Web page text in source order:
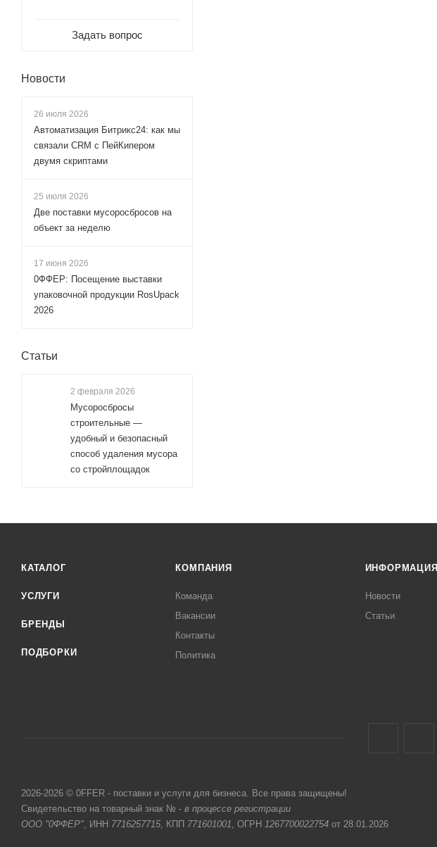
Задать вопрос
Новости
26 июля 2026
Автоматизация Битрикс24: как мы
связали CRM с ПейКипером
двумя скриптами
25 июля 2026
Две поставки мусоросбросов на
объект за неделю
17 июня 2026
0ФФЕР: Посещение выставки
упаковочной продукции RosUpack
2026
Статьи
2 февраля 2026
Мусоросбросы
строительные —
удобный и безопасный
способ удаления мусора
со стройплощадок
КАТАЛОГ
УСЛУГИ
БРЕНДЫ
ПОДБОРКИ
КОМПАНИЯ
Команда
Вакансии
Контакты
Политика
ИНФОРМАЦИЯ
Новости
Статьи
2026-2026 © 0FFER - поставки и услуги для бизнеса. Все права защищены!
Свидетельство на товарный знак № - в процессе регистрации
ООО "0ФФЕР", ИНН 7716257715, КПП 771601001, ОГРН 1267700022754 от 28.01.2026